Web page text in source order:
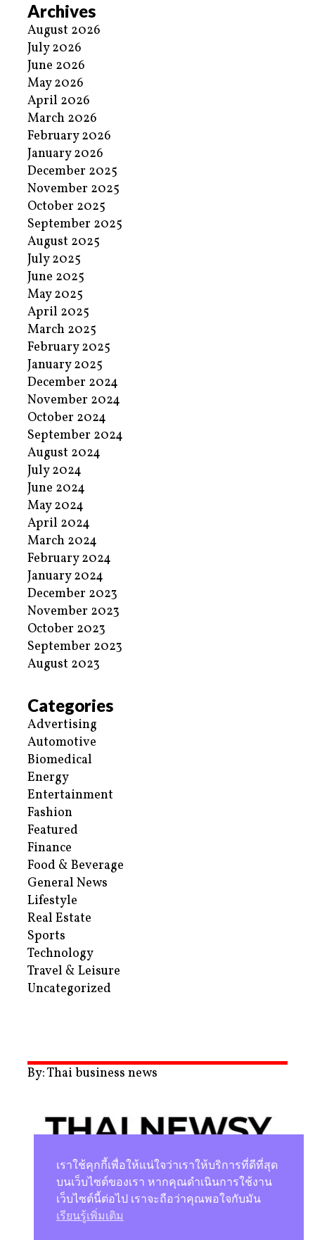
Archives
August 2026
July 2026
June 2026
May 2026
April 2026
March 2026
February 2026
January 2026
December 2025
November 2025
October 2025
September 2025
August 2025
July 2025
June 2025
May 2025
April 2025
March 2025
February 2025
January 2025
December 2024
November 2024
October 2024
September 2024
August 2024
July 2024
June 2024
May 2024
April 2024
March 2024
February 2024
January 2024
December 2023
November 2023
October 2023
September 2023
August 2023
Categories
Advertising
Automotive
Biomedical
Energy
Entertainment
Fashion
Featured
Finance
Food & Beverage
General News
Lifestyle
Real Estate
Sports
Technology
Travel & Leisure
Uncategorized
By: Thai business news
นโยบายความเป็นส่วนตัว
เราใช้คุกกี้เพื่อให้แน่ใจว่าเราให้บริการที่ดีที่สุด
บนเว็บไซต์ของเรา หากคุณดำเนินการใช้งาน
เว็บไซต์นี้ต่อไป เราจะถือว่าคุณพอใจกับมัน
เรียนรู้เพิ่มเติม